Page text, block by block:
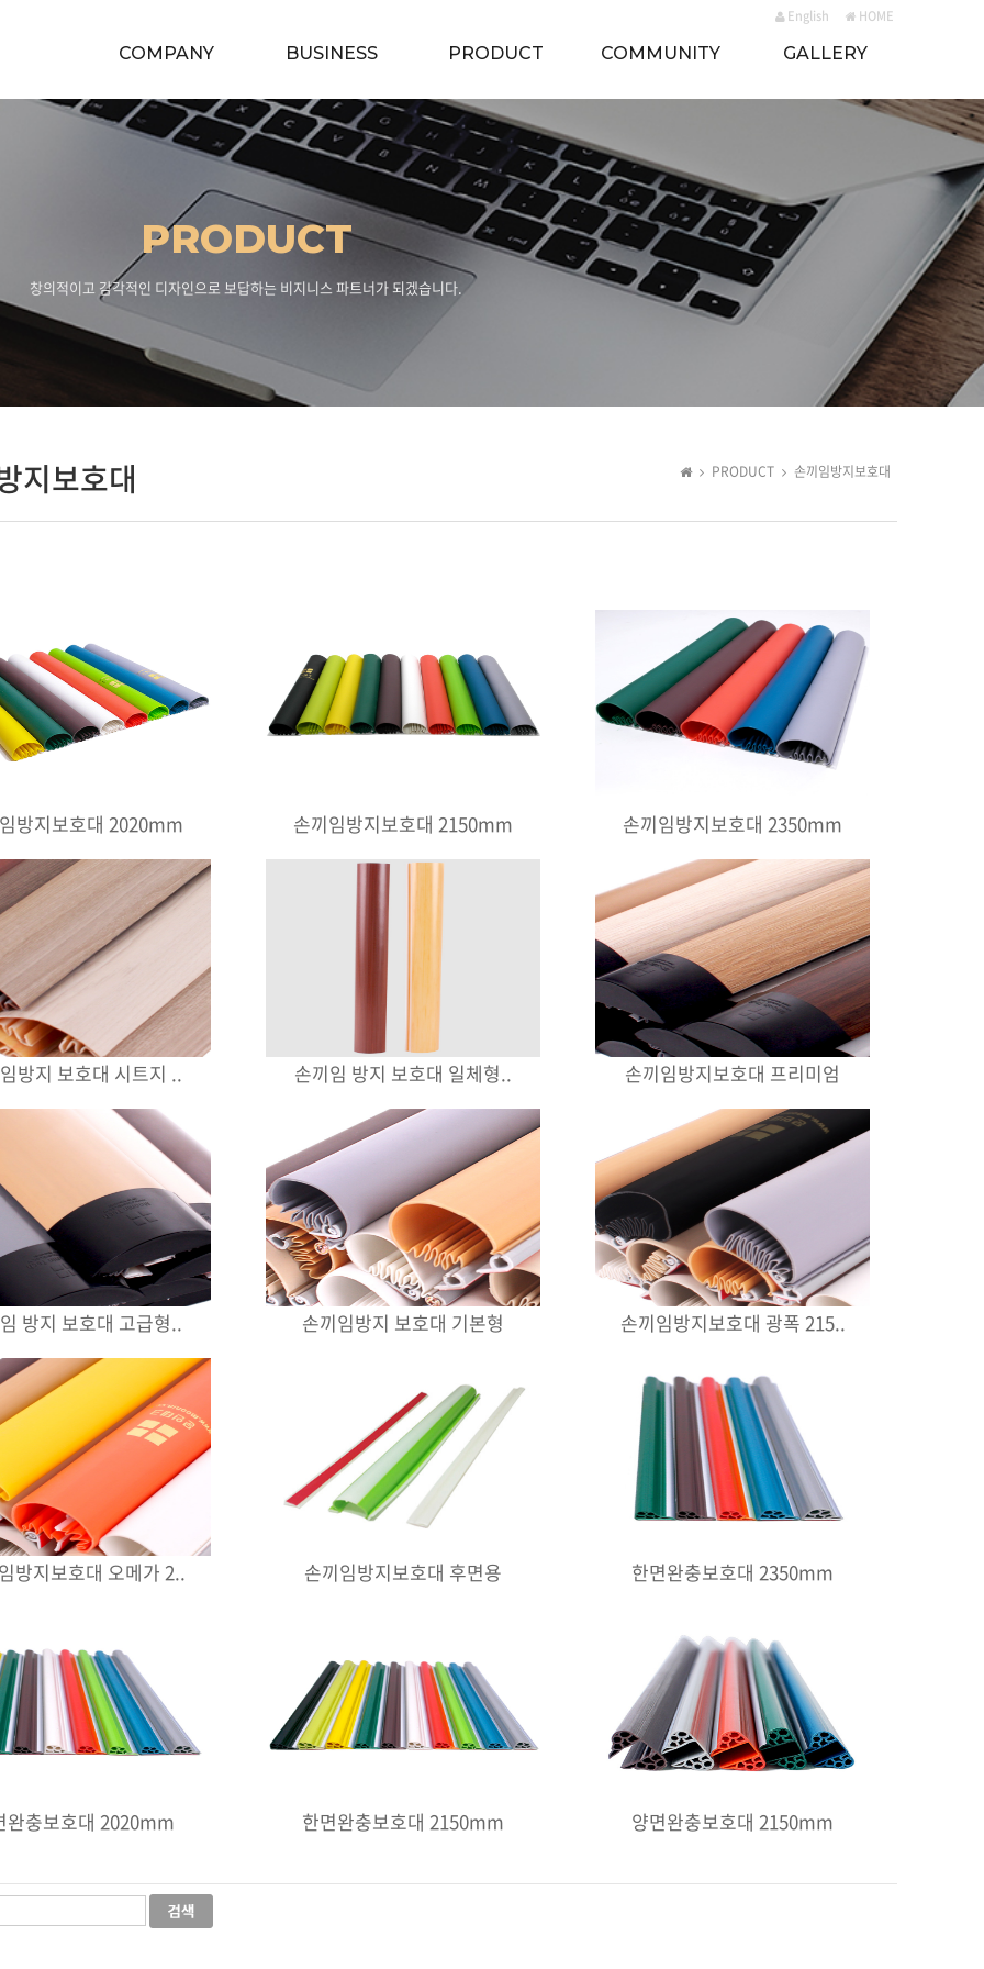
English HOME
COMPANY BUSINESS PRODUCT COMMUNITY GALLERY
PRODUCT
창의적이고 감각적인 디자인으로 보답하는 비지니스 파트너가 되겠습니다.
지보호대 PRODUCT 손끼임방지보호대
방지보호대 2020mm 손끼임방지보호대 2150mm 손끼임방지보호대 2350mm
방지 보호대 시트지 .. 손끼임 방지 보호대 일체형.. 손끼임방지보호대 프리미엄
방지 보호대 고급형.. 손끼임방지 보호대 기본형 손끼임방지보호대 광폭 215..
방지보호대 오메가 2.. 손끼임방지보호대 후면용 한면완충보호대 2350mm
완충보호대 2020mm 한면완충보호대 2150mm 양면완충보호대 2150mm